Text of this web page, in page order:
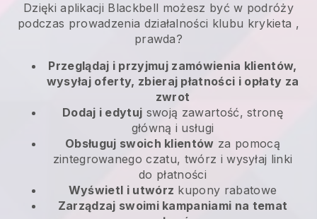
Dzięki aplikacji Blackbell możesz być w podróży
podczas prowadzenia działalności klubu krykieta ,
prawda?
Przeglądaj i przyjmuj zamówienia klientów,
wysyłaj oferty, zbieraj płatności i opłaty za
zwrot
Dodaj i edytuj swoją zawartość, stronę
główną i usługi
Obsługuj swoich klientów za pomocą
zintegrowanego czatu, twórz i wysyłaj linki
do płatności
Wyświetl i utwórz kupony rabatowe
Zarządzaj swoimi kampaniami na temat